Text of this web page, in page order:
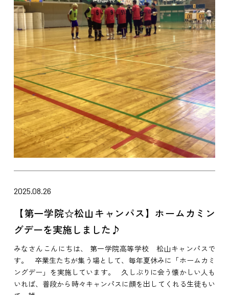
2025.08.26
【第一学院☆松山キャンパス】ホームカミン
グデーを実施しました♪
みなさんこんにちは、 第一学院高等学校 松山キャンパスで
す。 卒業生たちが集う場として、毎年夏休みに「ホームカミ
ングデー」を実施しています。 久しぶりに会う懐かしい人も
いれば、普段から時々キャンパスに顔を出してくれる生徒もい